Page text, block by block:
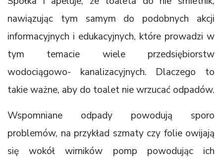
nawiązując tym samym do podobnych akcji
informacyjnych i edukacyjnych, które prowadzi w
tym temacie wiele przedsiębiorstw
wodociągowo- kanalizacyjnych. Dlaczego to
takie ważne, aby do toalet nie wrzucać odpadów.
Wspomniane odpady powodują sporo
problemów, na przykład szmaty czy folie owijają
się wokół wirników pomp powodując ich